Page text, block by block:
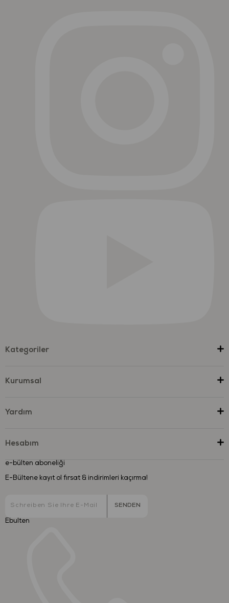
Kategoriler
Kurumsal
Yardım
Hesabım
e-bülten aboneliği
E-Bültene kayıt ol fırsat & indirimleri kaçırma!
SENDEN
Ebulten